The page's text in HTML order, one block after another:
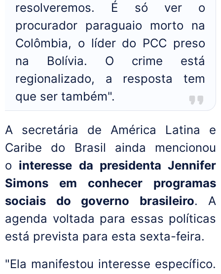
resolveremos. É só ver o
procurador paraguaio morto na
Colômbia, o líder do PCC preso
na Bolívia. O crime está
regionalizado, a resposta tem
que ser também".
A secretária de América Latina e
Caribe do Brasil ainda mencionou
o interesse da presidenta Jennifer
Simons em conhecer programas
sociais do governo brasileiro. A
agenda voltada para essas políticas
está prevista para esta sexta-feira.
"Ela manifestou interesse específico.